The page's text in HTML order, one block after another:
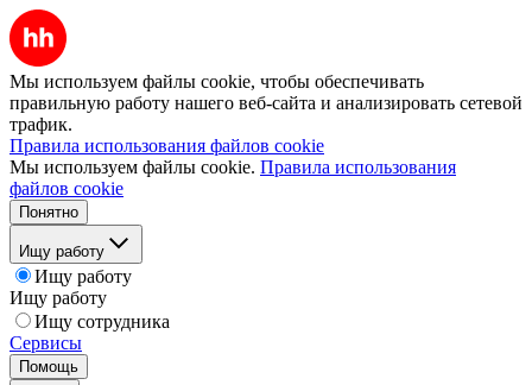
Мы используем файлы cookie, чтобы обеспечивать
правильную работу нашего веб-сайта и анализировать сетевой
трафик.
Правила использования файлов cookie
Мы используем файлы cookie. Правила использования
файлов cookie
Понятно
Ищу работу
Ищу работу
Ищу работу
Ищу сотрудника
Сервисы
Помощь